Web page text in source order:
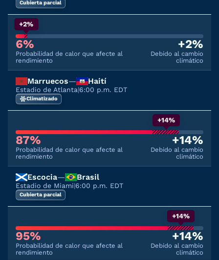
Cubierta parcial
+2%
6%
Probabilidad de calor que afecte al
rendimiento
+2%
Debido al cambio
climático
Marruecos— Haití
Estadio de Atlanta|6:00 p.m. EDT
Climatizado
+14%
87%
Probabilidad de calor que afecte al
rendimiento
+14%
Debido al cambio
climático
Escocia— Brasil
Estadio de Miami|6:00 p.m. EDT
Cubierta parcial
+14%
95%
Probabilidad de calor que afecte al
rendimiento
+14%
Debido al cambio
climático